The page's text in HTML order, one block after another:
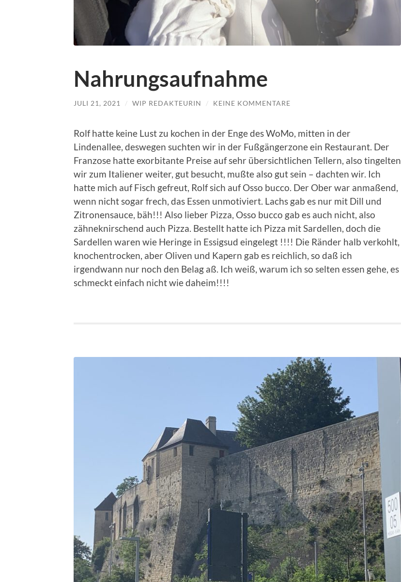
Nahrungsaufnahme
JULI 21, 2021 / WIP REDAKTEURIN / KEINE KOMMENTARE
Rolf hatte keine Lust zu kochen in der Enge des WoMo, mitten in der
Lindenallee, deswegen suchten wir in der Fußgängerzone ein Restaurant. Der
Franzose hatte exorbitante Preise auf sehr übersichtlichen Tellern, also tingelten
wir zum Italiener weiter, gut besucht, mußte also gut sein – dachten wir. Ich
hatte mich auf Fisch gefreut, Rolf sich auf Osso bucco. Der Ober war anmaßend,
wenn nicht sogar frech, das Essen unmotiviert. Lachs gab es nur mit Dill und
Zitronensauce, bäh!!! Also lieber Pizza, Osso bucco gab es auch nicht, also
zähneknirschend auch Pizza. Bestellt hatte ich Pizza mit Sardellen, doch die
Sardellen waren wie Heringe in Essigsud eingelegt !!!! Die Ränder halb verkohlt,
knochentrocken, aber Oliven und Kapern gab es reichlich, so daß ich
irgendwann nur noch den Belag aß. Ich weiß, warum ich so selten essen gehe, es
schmeckt einfach nicht wie daheim!!!!